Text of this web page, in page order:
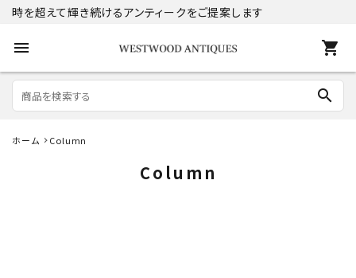
時を超えて輝き続けるアンティークをご提案します
menu shopping_cart
search
ホーム Column
Column